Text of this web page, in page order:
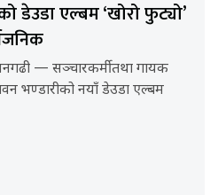
डेउडा एल्बम ‘खोरो फुट्यो’
— सञ्चारकर्मी तथा गायक
भण्डारीको नयाँ डेउडा एल्बम